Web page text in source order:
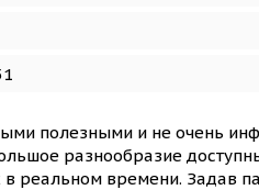
полезными и не очень
разнообразие
реальном времени. Задав